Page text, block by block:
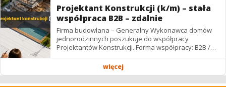
Projektant Konstrukcji (k/m) – stała
współpraca B2B – zdalnie
Firma budowlana – Generalny Wykonawca domów
jednorodzinnych poszukuje do współpracy
Projektantów Konstrukcji. Forma współpracy: B2B /
podwykonawstwo – zdalnie. Wynagrodzenie: ✔
więcej